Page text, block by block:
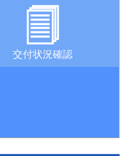
交付状況確認